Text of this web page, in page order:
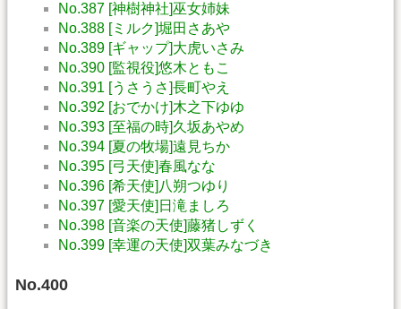
No.387 [神樹神社]巫女姉妹
No.388 [ミルク]堀田さあや
No.389 [ギャップ]大虎いさみ
No.390 [監視役]悠木ともこ
No.391 [うさうさ]長町やえ
No.392 [おでかけ]木之下ゆゆ
No.393 [至福の時]久坂あやめ
No.394 [夏の牧場]遠見ちか
No.395 [弓天使]春風なな
No.396 [希天使]八朔つゆり
No.397 [愛天使]日滝ましろ
No.398 [音楽の天使]藤猪しずく
No.399 [幸運の天使]双葉みなづき
No.400